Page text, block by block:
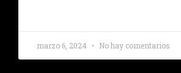
marzo 6, 2024 No hay comentarios